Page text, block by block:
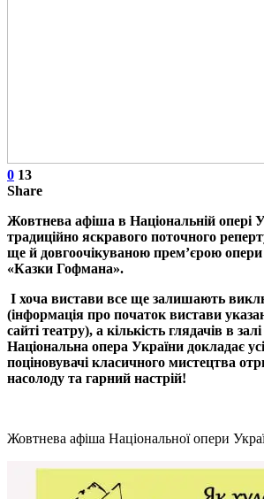
0 13
Share
Жовтнева афіша в Національній опері
традиційно яскравого поточного
ще й довгоочікуваною прем’єрою
«Казки Гофмана».
І хоча вистави все ще залишають
(інформація про початок вистави
сайті театру), а кількість глядачів в
Національна опера України докладає
поціновувачі класичного мистецтва
насолоду та гарний настрій!
Жовтнева афіша Національної опери